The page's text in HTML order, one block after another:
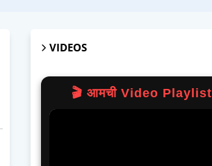
VIDEOS
🎬 आमची Video Playlist